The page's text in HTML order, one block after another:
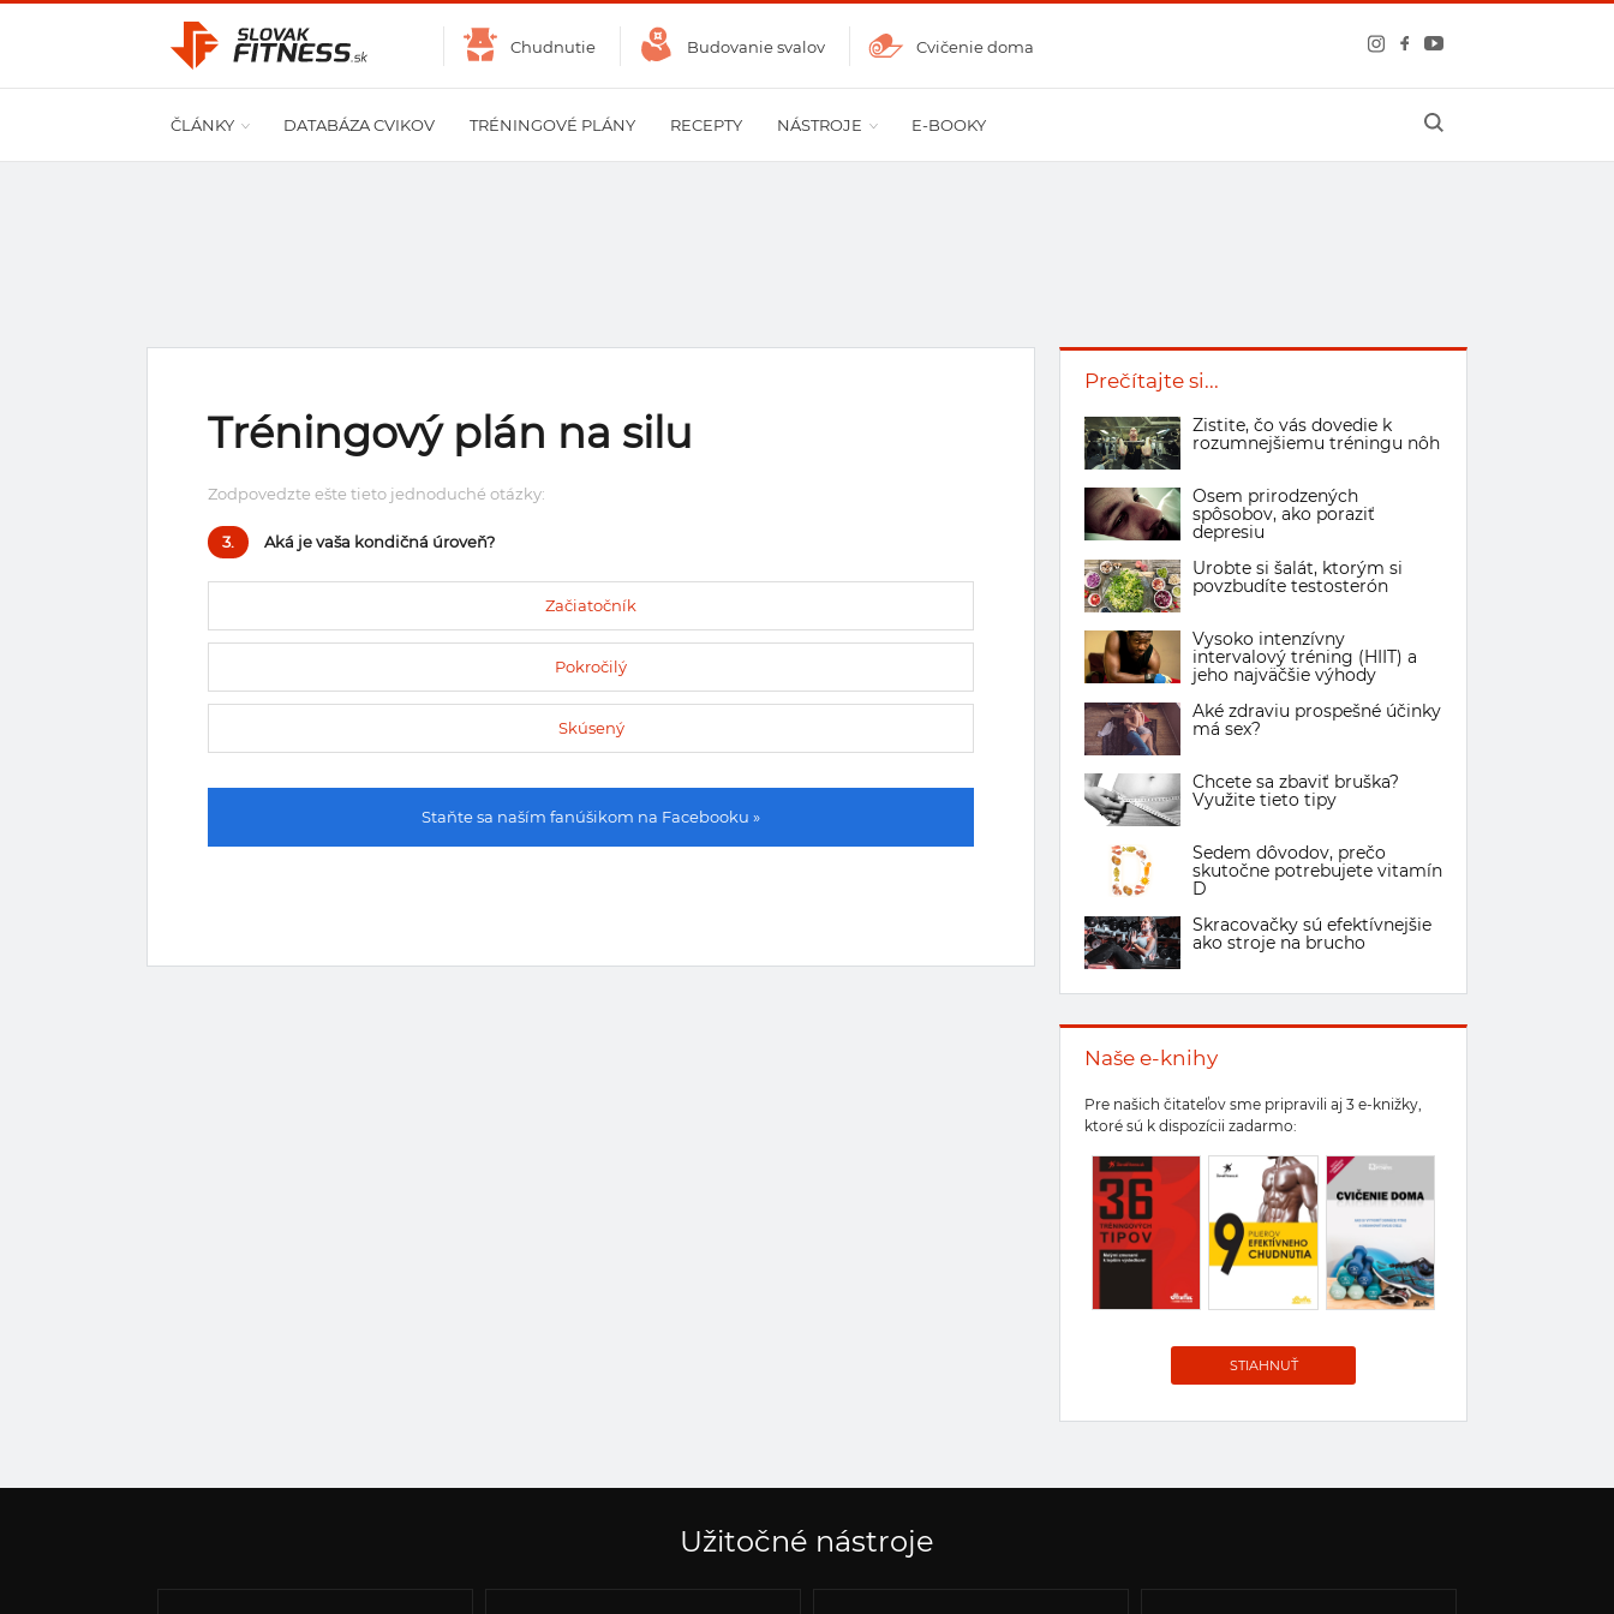
Chudnutie Budovanie svalov Cvičenie doma
ČLÁNKY DATABÁZA CVIKOV TRÉNINGOVÉ PLÁNY RECEPTY NÁSTROJE E-BOOKY
Tréningový plán na silu
Zodpovedzte ešte tieto jednoduché otázky:
3. Aká je vaša kondičná úroveň?
Začiatočník
Pokročilý
Skúsený
Staňte sa naším fanúšikom na Facebooku »
Prečítajte si...
Zistite, čo vás dovedie k
rozumnejšiemu tréningu nôh
Osem prirodzených
spôsobov, ako poraziť
depresiu
Urobte si šalát, ktorým si
povzbudíte testosterón
Vysoko intenzívny
intervalový tréning (HIIT) a
jeho najväčšie výhody
Aké zdraviu prospešné účinky
má sex?
Chcete sa zbaviť bruška?
Využite tieto tipy
Sedem dôvodov, prečo
skutočne potrebujete vitamín
D
Skracovačky sú efektívnejšie
ako stroje na brucho
Naše e-knihy
Pre našich čitateľov sme pripravili aj 3 e-knižky,
ktoré sú k dispozícii zadarmo:
STIAHNUŤ
Užitočné nástroje